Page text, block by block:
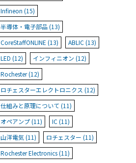
Infineon (15)
半導体・電子部品 (13)
CoreStaffONLINE (13)
ABLIC (13)
LED (12)
インフィニオン (12)
Rochester (12)
ロチェスターエレクトロニクス (12)
仕組みと原理について (11)
オペアンプ (11)
IC (11)
山洋電気 (11)
ロチェスター (11)
Rochester Electronics (11)